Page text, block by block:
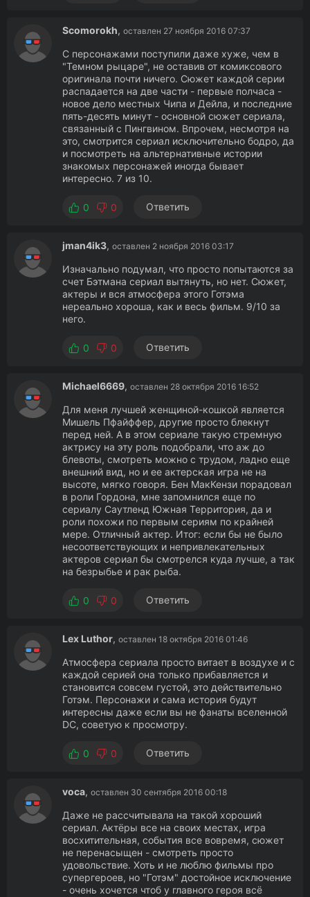
Scomorokh, оставлен 27 ноября 2016 07:37
С персонажами поступили даже хуже, чем в
"Темном рыцаре", не оставив от комиксового
оригинала почти ничего. Сюжет каждой серии
распадается на две части - первые полчаса -
новое дело местных Чипа и Дейла, и последние
пять-десять минут - основной сюжет сериала,
связанный с Пингвином. Впрочем, несмотря на
это, смотрится сериал исключительно бодро, да
и посмотреть на альтернативные истории
знакомых персонажей иногда бывает
интересно. 7 из 10.
0 0 Ответить
jman4ik3, оставлен 2 ноября 2016 03:17
Изначально подумал, что просто попытаются за
счет Бэтмана сериал вытянуть, но нет. Сюжет,
актеры и вся атмосфера этого Готэма
нереально хороша, как и весь фильм. 9/10 за
него.
0 0 Ответить
Michael6669, оставлен 28 октября 2016 16:52
Для меня лучшей женщиной-кошкой является
Мишель Пфайффер, другие просто блекнут
перед ней. А в этом сериале такую стремную
актрису на эту роль подобрали, что аж до
блевоты, смотреть можно с трудом, ладно еще
внешний вид, но и ее актерская игра не на
высоте, мягко говоря. Бен МакКензи порадовал
в роли Гордона, мне запомнился еще по
сериалу Саутленд Южная Территория, да и
роли похожи по первым сериям по крайней
мере. Отличный актер. Итог: если бы не было
несоответствующих и непривлекательных
актеров сериал бы смотрелся куда лучше, а так
на безрыбье и рак рыба.
0 0 Ответить
Lex Luthor, оставлен 18 октября 2016 01:46
Атмосфера сериала просто витает в воздухе и с
каждой серией она только прибавляется и
становится совсем густой, это действительно
Готэм. Персонажи и сама история будут
интересны даже если вы не фанаты вселенной
DC, советую к просмотру.
0 0 Ответить
voca, оставлен 30 сентября 2016 00:18
Даже не рассчитывала на такой хороший
сериал. Актёры все на своих местах, игра
восхитительная, события все вовремя, сюжет
не перенасыщен - смотреть просто
удовольствие. Хоть и не люблю фильмы про
супергероев, но "Готэм" достойное исключение
- очень хочется чтоб у главного героя всё